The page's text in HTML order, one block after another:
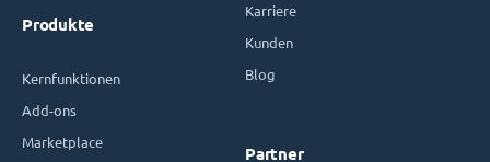
Produkte
Kernfunktionen
Add-ons
Marketplace
Karriere
Kunden
Blog
Partner